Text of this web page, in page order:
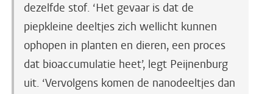
dezelfde stof. ‘Het gevaar is dat de
piepkleine deeltjes zich wellicht kunnen
ophopen in planten en dieren, een proces
dat bioaccumulatie heet’, legt Peijnenburg
uit. ‘Vervolgens komen de nanodeeltjes dan